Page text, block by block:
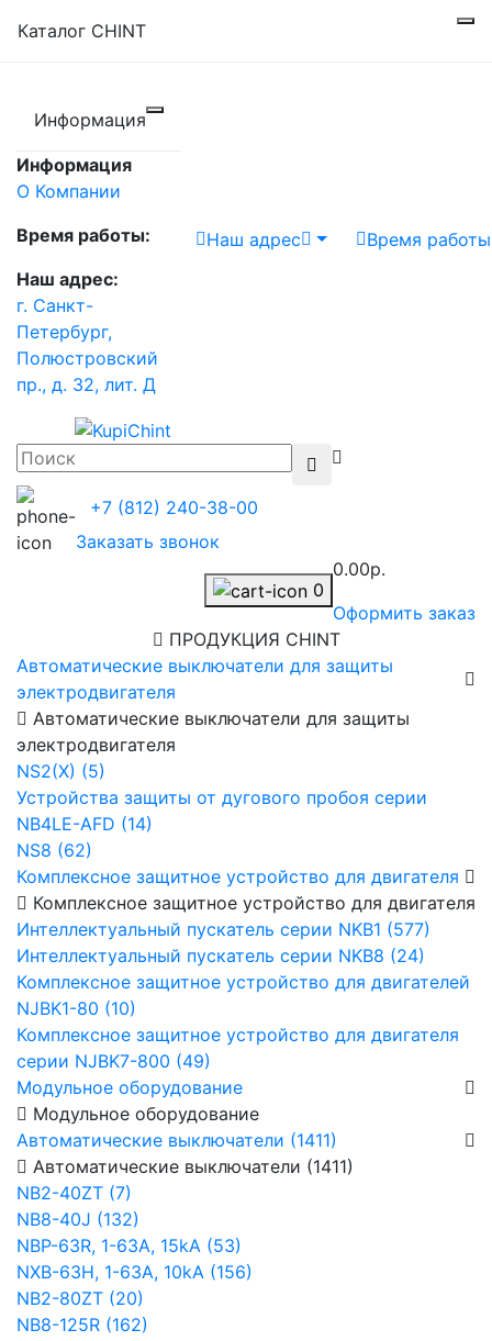
Каталог CHINT
Информация
Информация
О Компании
Время работы:
Наш адрес:
г. Санкт-
Петербург,
Полюстровский
пр., д. 32, лит. Д
Наш адрес Время работы
+7 (812) 240-38-00
Заказать звонок
0
0.00р.
Оформить заказ
ПРОДУКЦИЯ CHINT
Автоматические выключатели для защиты
электродвигателя
Автоматические выключатели для защиты
электродвигателя
NS2(X) (5)
Устройства защиты от дугового пробоя серии
NB4LE-AFD (14)
NS8 (62)
Комплексное защитное устройство для двигателя
Комплексное защитное устройство для двигателя
Интеллектуальный пускатель серии NKB1 (577)
Интеллектуальный пускатель серии NKB8 (24)
Комплексное защитное устройство для двигателей
NJBK1-80 (10)
Комплексное защитное устройство для двигателя
серии NJBK7-800 (49)
Модульное оборудование
Модульное оборудование
Автоматические выключатели (1411)
Автоматические выключатели (1411)
NB2-40ZT (7)
NB8-40J (132)
NBP-63R, 1-63A, 15kA (53)
NXB-63H, 1-63A, 10kA (156)
NB2-80ZT (20)
NB8-125R (162)